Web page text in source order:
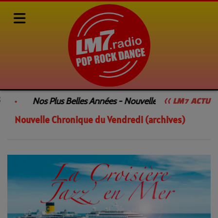
<< LM7 ACTU
Nos Plus Belles Années - Nouvelle Émission
Actualités Nouvelle Chronique du Vendredi (archives)
Nouvelle Chronique du Vendredi (archives)